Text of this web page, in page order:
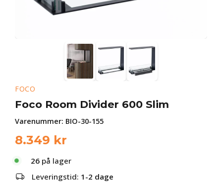
FOCO
Foco Room Divider 600 Slim
Varenummer: BIO-30-155
8.349 kr
26 på lager
Leveringstid: 1-2 dage